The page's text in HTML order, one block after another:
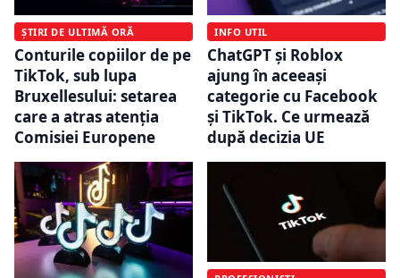
ȘTIRI DE ULTIMĂ ORĂ
Conturile copiilor de pe
TikTok, sub lupa
Bruxellesului: setarea
care a atras atenția
Comisiei Europene
INFO UTIL
ChatGPT și Roblox
ajung în aceeași
categorie cu Facebook
și TikTok. Ce urmează
după decizia UE